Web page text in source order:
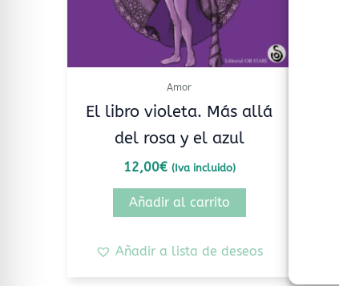
Amor
El libro violeta. Más allá
del rosa y el azul
12,00€ (Iva incluido)
Añadir al carrito
Añadir a lista de deseos